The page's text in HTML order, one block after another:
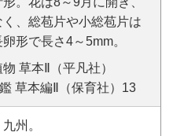
、総苞片や小総苞片は
形で長さ4～5mm。
草本Ⅱ（平凡社）
草本編Ⅱ（保育社）13
州。